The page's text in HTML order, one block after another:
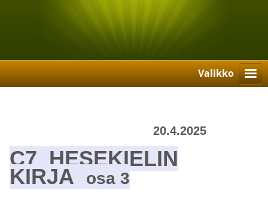
Valikko
20.4.2025
C7 HESEKIELIN
KIRJA osa 3